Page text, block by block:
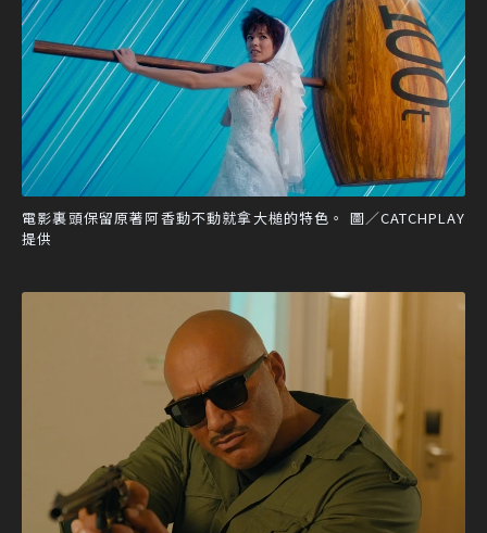
電影裏頭保留原著阿香動不動就拿大槌的特色。 圖／CATCHPLAY
提供